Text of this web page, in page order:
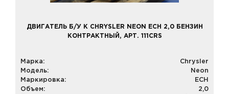
ДВИГАТЕЛЬ Б/У К CHRYSLER NEON ECH 2,0 БЕНЗИН
КОНТРАКТНЫЙ, АРТ. 111CRS
Марка:
Chrysler
Модель:
Neon
Маркировка:
ECH
Объем:
2,0